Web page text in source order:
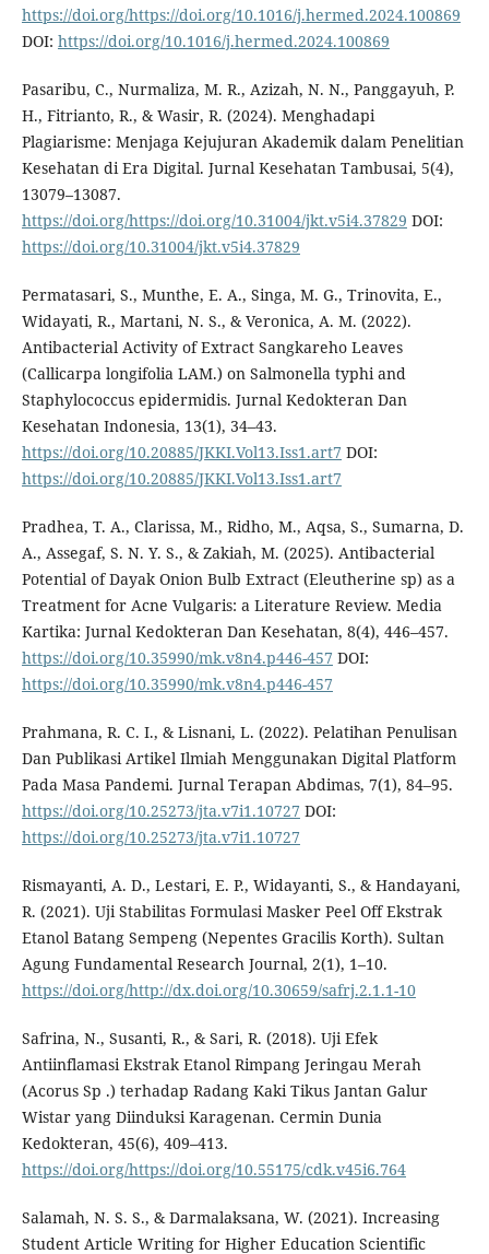
https://doi.org/https://doi.org/10.1016/j.hermed.2024.100869
DOI: https://doi.org/10.1016/j.hermed.2024.100869
Pasaribu, C., Nurmaliza, M. R., Azizah, N. N., Panggayuh, P.
H., Fitrianto, R., & Wasir, R. (2024). Menghadapi
Plagiarisme: Menjaga Kejujuran Akademik dalam Penelitian
Kesehatan di Era Digital. Jurnal Kesehatan Tambusai, 5(4),
13079–13087.
https://doi.org/https://doi.org/10.31004/jkt.v5i4.37829 DOI:
https://doi.org/10.31004/jkt.v5i4.37829
Permatasari, S., Munthe, E. A., Singa, M. G., Trinovita, E.,
Widayati, R., Martani, N. S., & Veronica, A. M. (2022).
Antibacterial Activity of Extract Sangkareho Leaves
(Callicarpa longifolia LAM.) on Salmonella typhi and
Staphylococcus epidermidis. Jurnal Kedokteran Dan
Kesehatan Indonesia, 13(1), 34–43.
https://doi.org/10.20885/JKKI.Vol13.Iss1.art7 DOI:
https://doi.org/10.20885/JKKI.Vol13.Iss1.art7
Pradhea, T. A., Clarissa, M., Ridho, M., Aqsa, S., Sumarna, D.
A., Assegaf, S. N. Y. S., & Zakiah, M. (2025). Antibacterial
Potential of Dayak Onion Bulb Extract (Eleutherine sp) as a
Treatment for Acne Vulgaris: a Literature Review. Media
Kartika: Jurnal Kedokteran Dan Kesehatan, 8(4), 446–457.
https://doi.org/10.35990/mk.v8n4.p446-457 DOI:
https://doi.org/10.35990/mk.v8n4.p446-457
Prahmana, R. C. I., & Lisnani, L. (2022). Pelatihan Penulisan
Dan Publikasi Artikel Ilmiah Menggunakan Digital Platform
Pada Masa Pandemi. Jurnal Terapan Abdimas, 7(1), 84–95.
https://doi.org/10.25273/jta.v7i1.10727 DOI:
https://doi.org/10.25273/jta.v7i1.10727
Rismayanti, A. D., Lestari, E. P., Widayanti, S., & Handayani,
R. (2021). Uji Stabilitas Formulasi Masker Peel Off Ekstrak
Etanol Batang Sempeng (Nepentes Gracilis Korth). Sultan
Agung Fundamental Research Journal, 2(1), 1–10.
https://doi.org/http://dx.doi.org/10.30659/safrj.2.1.1-10
Safrina, N., Susanti, R., & Sari, R. (2018). Uji Efek
Antiinflamasi Ekstrak Etanol Rimpang Jeringau Merah
(Acorus Sp .) terhadap Radang Kaki Tikus Jantan Galur
Wistar yang Diinduksi Karagenan. Cermin Dunia
Kedokteran, 45(6), 409–413.
https://doi.org/https://doi.org/10.55175/cdk.v45i6.764
Salamah, N. S. S., & Darmalaksana, W. (2021). Increasing
Student Article Writing for Higher Education Scientific